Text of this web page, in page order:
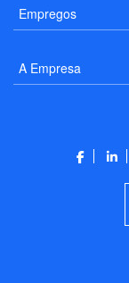
Empregos
A Empresa